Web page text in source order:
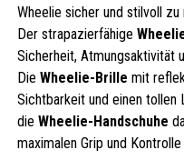
Wheelie sicher und stilvoll zu
Der strapazierfähige
Sicherheit, Atmungsaktivität
Die Wheelie-Brille mit
Sichtbarkeit und einen tollen
die Wheelie-Handschuhe
maximalen Grip und Kontrolle